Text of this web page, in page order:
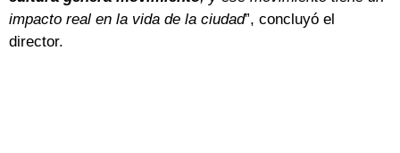
impacto real en la vida de la ciudad”, concluyó el
director.